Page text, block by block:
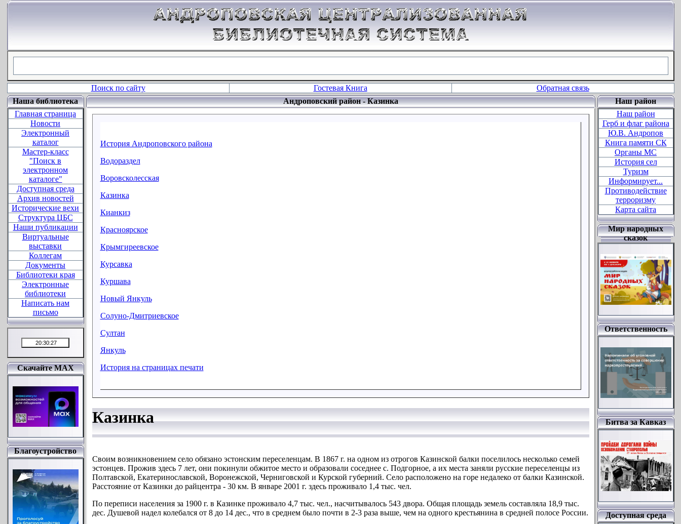
Поиск по сайту Гостевая Книга
Обратная связь
Наша библиотека
Главная страница
Новости
Электронный
каталог
Мастер-класс
"Поиск в
электронном
каталоге"
Доступная среда
Архив новостей
Исторические вехи
Структура ЦБС
Наши публикации
Виртуальные
выставки
Коллегам
Документы
Библиотеки края
Электронные
библиотеки
Написать нам
письмо
Скачайте MAX
Благоустройство
Андроповский район - Казинка
История Андроповского района
Водораздел
Воровсколесская
Казинка
Кианкиз
Красноярское
Крымгиреевское
Курсавка
Куршава
Новый Янкуль
Солуно-Дмитриевское
Султан
Янкуль
История на страницах печати
Казинка
Своим возникновением село обязано эстонским переселенцам. В 1867 г. на одном из отрогов Казинской балки поселилось несколько семей
эстонцев. Прожив здесь 7 лет, они покинули обжитое место и образовали соседнее с. Подгорное, а их места заняли русские переселенцы из
Полтавской, Екатеринославской, Воронежской, Черниговской и Курской губерний. Село расположено на горе недалеко от балки Казинской.
Расстояние от Казинки до райцентра - 30 км. В январе 2001 г. здесь проживало 1,4 тыс. чел.
По переписи населения за 1900 г. в Казинке проживало 4,7 тыс. чел., насчитывалось 543 двора. Общая площадь земель составляла 18,9 тыс.
дес. Душевой надел колебался от 8 до 14 дес., что в среднем было почти в 2-3 раза выше, чем на одного крестьянина в средней полосе России.
Наш район
Наш район
Герб и флаг района
Ю.В. Андропов
Книга памяти СК
Органы МC
История сел
Туризм
Информирует...
Противодействие
терроризму
Карта сайта
Мир народных
сказок
Ответственность
Битва за Кавказ
Доступная среда